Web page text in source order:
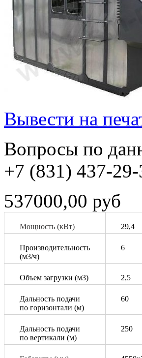
Вывести на
Вопросы по
+7 (831) 437-
537000,00 руб
Мощность (кВт) 29,4
Производительность
(м3/ч)
6
Объем загрузки (м3) 2,5
Дальность подачи
по горизонтали (м)
60
Дальность подачи
по вертикали (м)
250